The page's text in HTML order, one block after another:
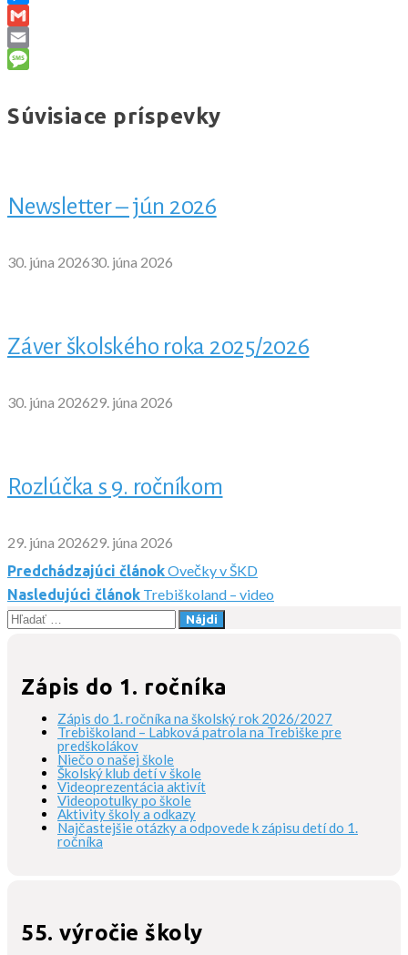
Messenger
Gmail
Email
Súvisiace príspevky
Newsletter – jún 2026
30. júna 202630. júna 2026
Záver školského roka 2025/2026
30. júna 202629. júna 2026
Rozlúčka s 9. ročníkom
29. júna 202629. júna 2026
Navigácia
v
článku
Predchádzajúci článokOvečky v ŠKD
Nasledujúci článok Trebiškoland – video
Hľadať:
Zápis do 1. ročníka
Zápis do 1. ročníka na školský rok 2026/2027
Trebiškoland – Labková patrola na Trebiške pre
predškolákov
Niečo o našej škole
Školský klub detí v škole
Videoprezentácia aktivít
Videopotulky po škole
Aktivity školy a odkazy
Najčastejšie otázky a odpovede k zápisu detí do 1.
ročníka
55. výročie školy